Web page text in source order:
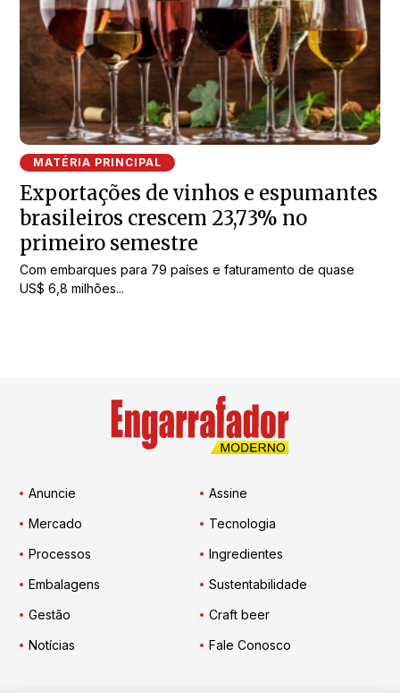
MATÉRIA PRINCIPAL
Exportações de vinhos e espumantes
brasileiros crescem 23,73% no
primeiro semestre
Com embarques para 79 países e faturamento de quase
US$ 6,8 milhões...
Anuncie
Assine
Mercado
Tecnologia
Processos
Ingredientes
Embalagens
Sustentabilidade
Gestão
Craft beer
Notícias
Fale Conosco